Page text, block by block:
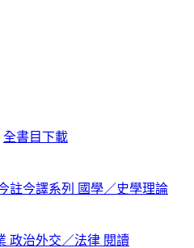
全書目下載
註今譯系列 國學／史學理論
政治外交／法律 閱讀